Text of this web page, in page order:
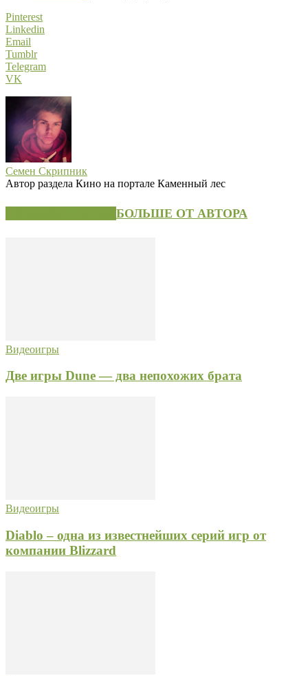
Pinterest
Linkedin
Email
Tumblr
Telegram
VK
Семен Скрипник
Автор раздела Кино на портале Каменный лес
БОЛЬШЕ ОТ АВТОРА
Видеоигры
Две игры Dune — два непохожих брата
Видеоигры
Diablo – одна из известнейших серий игр от
компании Blizzard